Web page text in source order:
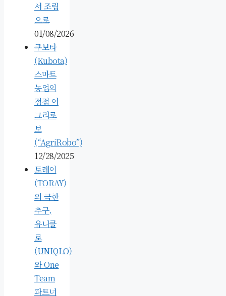
서 조립
으로
01/08/2026
쿠보타
(Kubota)
스마트
농업의
정점 어
그리로
보
(“AgriRobo”)
12/28/2025
토레이
(TORAY)
의 극한
추구,
유니클
로
(UNIQLO)
와 One
Team
파트너